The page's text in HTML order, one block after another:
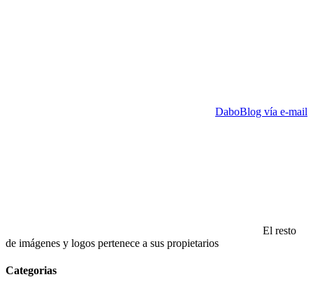
DaboBlog vía e-mail
El resto
de imágenes y logos pertenece a sus propietarios
Categorias